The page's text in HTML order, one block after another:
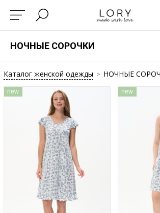
НОЧНЫЕ СОРОЧКИ
Каталог женской одежды > НОЧНЫЕ
new new